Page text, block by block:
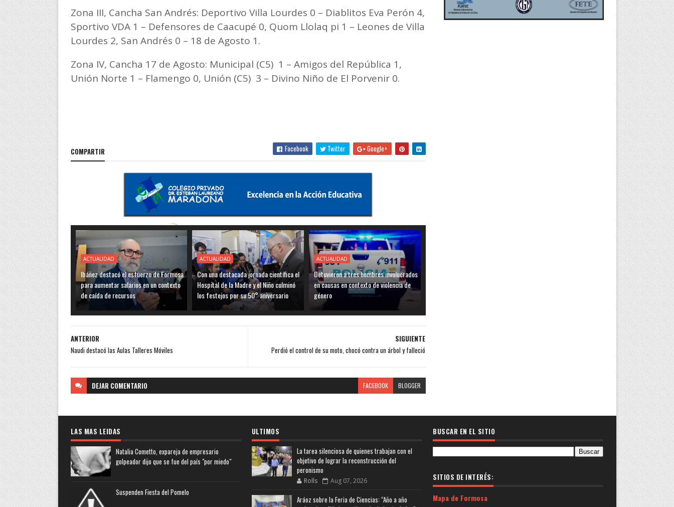
Zona III, Cancha San Andrés: Deportivo Villa Lourdes 0 – Diablitos Eva Perón 4,
Sportivo VDA 1 – Defensores de Caacupé 0, Quom Llolaq pi 1 – Leones de Villa
Lourdes 2, San Andrés 0 – 18 de Agosto 1.
Zona IV, Cancha 17 de Agosto: Municipal (C5) 1 – Amigos del República 1,
Unión Norte 1 – Flamengo 0, Unión (C5) 3 – Divino Niño de El Porvenir 0.
COMPARTIR Facebook Twitter Google+
ACTUALIDAD
Ibáñez destacó el esfuerzo de Formosa
para aumentar salarios en un contexto
de caída de recursos
ACTUALIDAD
Con una destacada jornada científica el
Hospital de la Madre y el Niño culminó
los festejos por su 50° aniversario
ACTUALIDAD
Detuvieron a tres hombres involucrados
en causas en contexto de violencia de
género
SIGUIENTE
Perdió el control de su moto, chocó contra un árbol y falleció
ANTERIOR
Naudi destacó las Aulas Talleres Móviles
DEJAR COMENTARIO FACEBOOK BLOGGER
LAS MAS LEIDAS
Natalia Cometto, expareja de empresario
golpeador dijo que se fue del país "por miedo"
Suspenden Fiesta del Pomelo
ULTIMOS
La tarea silenciosa de quienes trabajan con el
objetivo de lograr la reconstrucción del
peronismo
Rolls Aug 07, 2026
Aráoz sobre la Feria de Ciencias: “Año a año
BUSCAR EN EL SITIO
SITIOS DE INTERÉS:
Mapa de Formosa